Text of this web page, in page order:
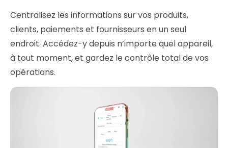
Centralisez les informations sur vos produits,
clients, paiements et fournisseurs en un seul
endroit. Accédez-y depuis n’importe quel appareil,
à tout moment, et gardez le contrôle total de vos
opérations.